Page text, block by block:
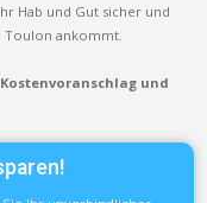
Hab und Gut sicher und
ankommt.
und